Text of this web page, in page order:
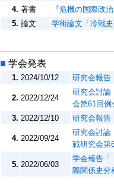
4. 著書
『危機の国際政
5. 論文
学術論文「冷戦
■ 学会発表
1. 2024/10/12 研究会報告
2. 2022/12/24
研究会討
会第61回例
3. 2022/12/10 研究会報告
4. 2022/09/24
研究会討論
戦研究会第
5. 2022/06/03
学会報告「
際関係史分